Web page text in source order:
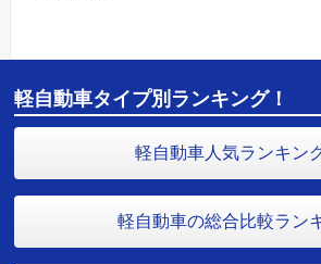
軽自動車タイプ別ランキング！
軽自動車人気ランキン
軽自動車の総合比較ラン